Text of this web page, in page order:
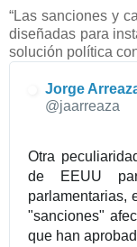
U
h
T
M
q
0
“Las sanciones y
diseñadas para
solución política
Jorge
@jaarreaza
Otra
de EEUU
parlamentarias,
"sanciones"
que han